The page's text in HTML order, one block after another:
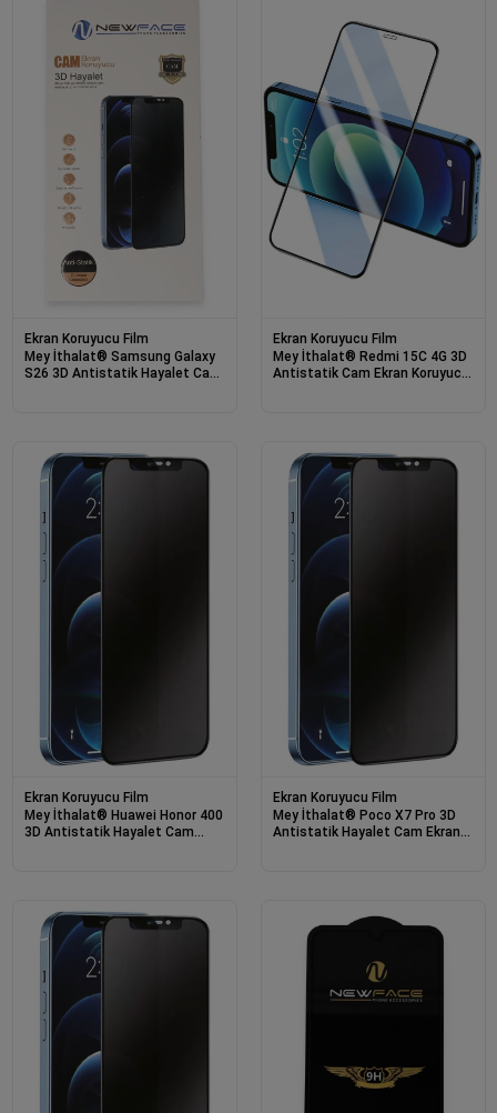
Ekran Koruyucu Film
Mey İthalat® Samsung Galaxy
S26 3D Antistatik Hayalet Cam
Ekran Koruyucu Film
Mey İthalat® Redmi 15C 4G 3D
Antistatik Cam Ekran Koruyucu
Ekran Koruyucu Film
Mey İthalat® Huawei Honor 400
3D Antistatik Hayalet Cam
Ekran Koruyucu Film
Mey İthalat® Poco X7 Pro 3D
Antistatik Hayalet Cam Ekran